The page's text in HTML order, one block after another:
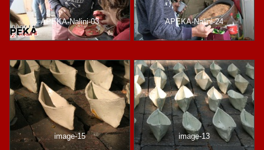
APEKA-Nalini-03 APEKA-Nalini-24
image-15 image-13